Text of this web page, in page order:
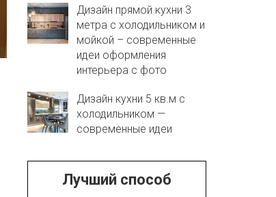
Дизайн прямой кухни 3
метра с холодильником и
мойкой – современные
идеи оформления
интерьера с фото
Дизайн кухни 5 кв.м с
холодильником —
современные идеи
Лучший способ